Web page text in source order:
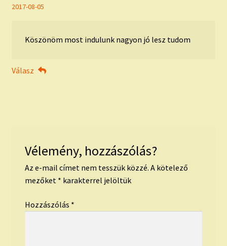
2017-08-05
Köszönöm most indulunk nagyon jó lesz tudom
Válasz
Vélemény, hozzászólás?
Az e-mail címet nem tesszük közzé. A kötelező
mezőket * karakterrel jelöltük
Hozzászólás *